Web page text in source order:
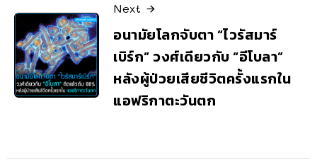
Next
อนามัยโลกจับตา “ไวรัสมาร์
เบิร์ก” วงศ์เดียวกับ “อีโบลา”
หลังผู้ป่วยเสียชีวิตครั้งแรกใน
แอฟริกาตะวันตก